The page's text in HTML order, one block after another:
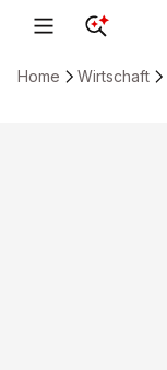
Home Wirtschaft